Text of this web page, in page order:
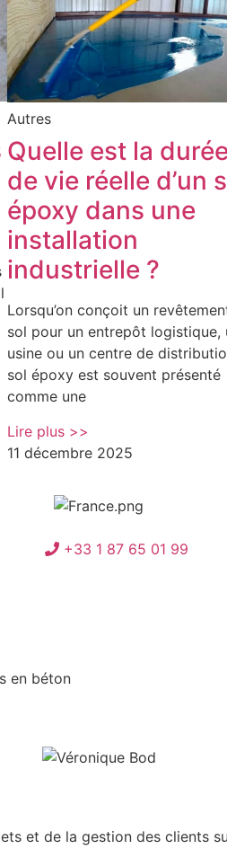
Autres
Quelle est la
de vie réelle d’un
époxy dans une
installation
industrielle ?
Lorsqu’on conçoit un
sol pour un entrepôt logistique,
usine ou un centre de
sol époxy est souvent présenté
comme une
Lire plus >>
11 décembre 2025
+33 1 87 65 01 99
en béton
et de la gestion des clients